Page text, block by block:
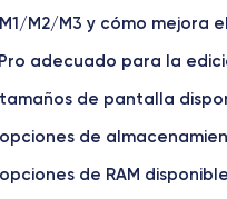
M2/M3 y cómo mejora
Pro adecuado para la
de pantalla
de
de RAM